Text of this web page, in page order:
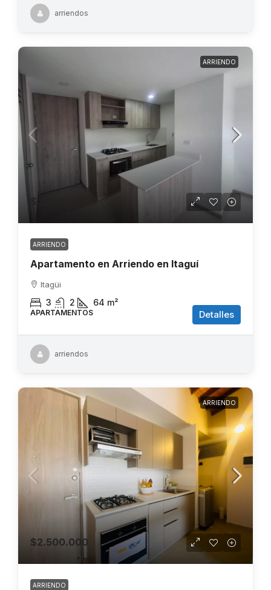
arriendos
ARRIENDO
$3.200.000
ARRIENDO
Apartamento en Arriendo en Itaguí
Itagüi
3 2 64 m²
APARTAMENTOS Detalles
arriendos
ARRIENDO
$2.500.000
ARRIENDO